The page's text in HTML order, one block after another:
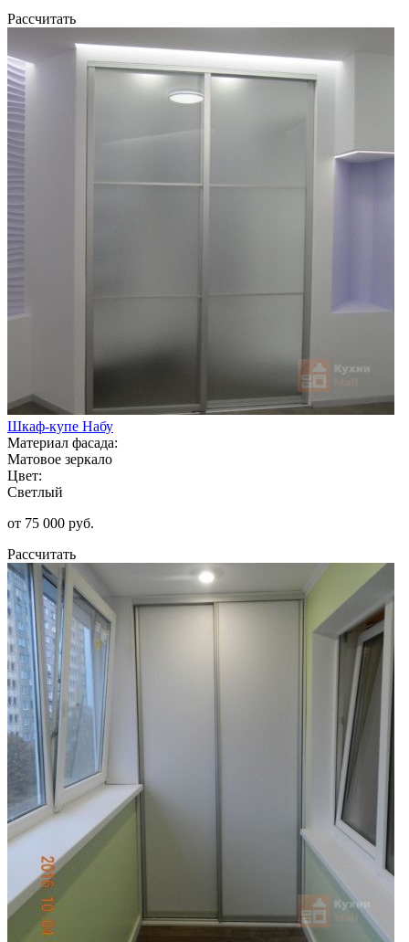
Рассчитать
Шкаф-купе Набу
Материал фасада:
Матовое зеркало
Цвет:
Светлый
от 75 000 руб.
Рассчитать